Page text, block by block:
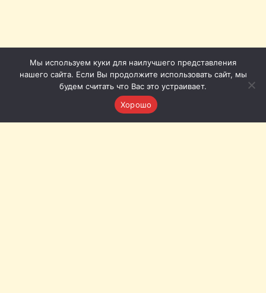
Мы используем куки для наилучшего представления
нашего сайта. Если Вы продолжите использовать сайт, мы
будем считать что Вас это устраивает.
Хорошо